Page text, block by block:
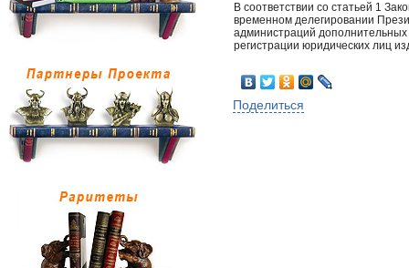
В соответствии со статьей 1
временном делегировании
администраций
регистрации юридических лиц
Поделиться